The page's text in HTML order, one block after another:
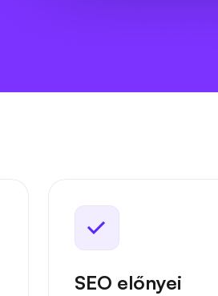
SEO előnyei